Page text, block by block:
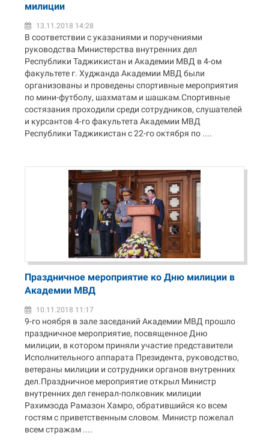
милиции
13.11.2018 14:28
В соответствии с указаниями и поручениями
руководства Министерства внутренних дел
Республики Таджикистан и Академии МВД в 4-ом
факультете г. Худжанда Академии МВД были
организованы и проведены спортивные мероприятия
по мини-футболу, шахматам и шашкам.Спортивные
состязания проходили среди сотрудников, слушателей
и курсантов 4-го факультета Академии МВД
Республики Таджикистан с 22-го октября по ....
Праздничное мероприятие ко Дню милиции в
Академии МВД
10.11.2018 11:17
9-го ноября в зале заседаний Академии МВД прошло
праздничное мероприятие, посвященное Дню
милиции, в котором приняли участие представители
Исполнительного аппарата Президента, руководство,
ветераны милиции и сотрудники органов внутренних
дел.Праздничное мероприятие открыл Министр
внутренних дел генерал-полковник милиции
Рахимзода Рамазон Хамро, обратившийся ко всем
гостям с приветственным словом. Министр пожелал
всем стражам ....